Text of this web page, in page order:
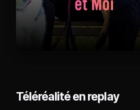
Téléréalité en replay